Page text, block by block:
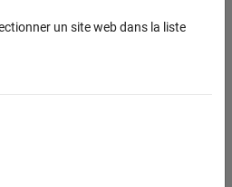
un site web dans la liste